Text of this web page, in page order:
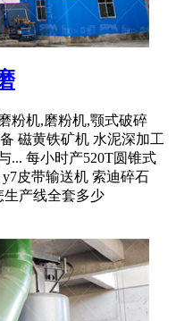
粉机,磨粉机,颚式破碎
磁黄铁矿机 水泥深加工
... 每小时产520T圆锥式
皮带输送机 索迪碎石
生产线全套多少